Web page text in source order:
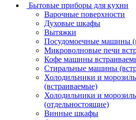
Бытовые приборы для кухни
Варочные поверхности
Духовые шкафы
Вытяжки
Посудомоечные машины
Микроволновые печи
Кофе машины
Стиральные машины
Холодильники и
(встраиваемые)
Холодильники и
(отдельностоящие)
Винные шкафы